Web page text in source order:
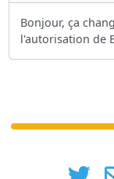
Bonjour, ça
l'autorisation de